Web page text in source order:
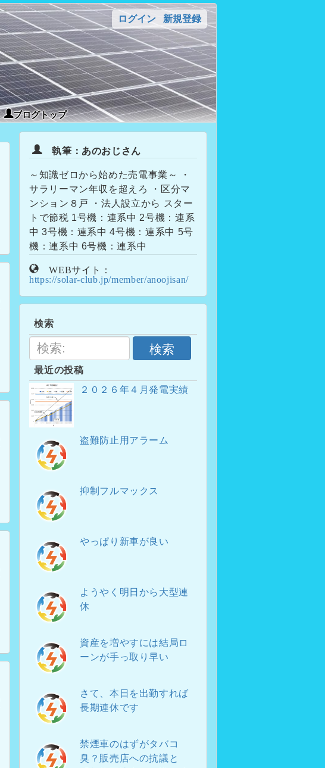
ログイン 新規登録
ブログトップ
執筆：あのおじさん
～知識ゼロから始めた売電事業～ ・
サラリーマン年収を超えろ ・区分マ
ンション８戸 ・法人設立から スター
トで節税 1号機：連系中 2号機：連系
中 3号機：連系中 4号機：連系中 5号
機：連系中 6号機：連系中
WEBサイト：
https://solar-club.jp/member/anoojisan/
検索
検索
最近の投稿
２０２６年４月発電実績
盗難防止用アラーム
抑制フルマックス
やっぱり新車が良い
ようやく明日から大型連
休
資産を増やすには結局ロ
ーンが手っ取り早い
さて、本日を出勤すれば
長期連休です
禁煙車のはずがタバコ
臭？販売店への抗議と